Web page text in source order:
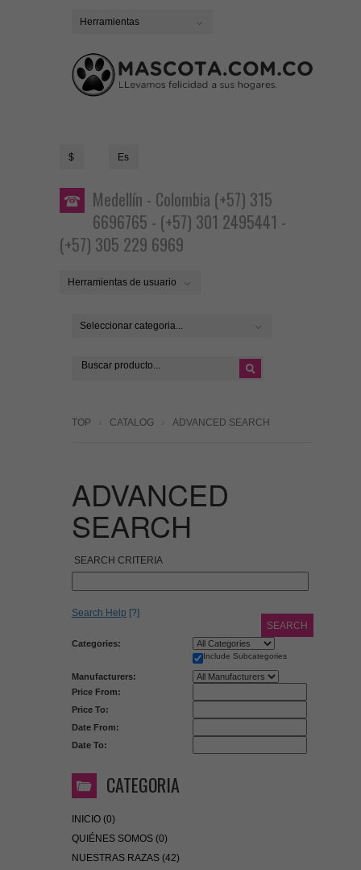
Herramientas
$ Es
Medellín - Colombia (+57) 315
6696765 - (+57) 301 2495441 -
(+57) 305 229 6969
Herramientas de usuario
Seleccionar categoria...
TOP CATALOG ADVANCED SEARCH
ADVANCED
SEARCH
SEARCH CRITERIA
Search Help [?]
SEARCH
Categories:
Include Subcategories
Manufacturers:
Price From:
Price To:
Date From:
Date To:
CATEGORIA
INICIO (0)
QUIÉNES SOMOS (0)
NUESTRAS RAZAS (42)